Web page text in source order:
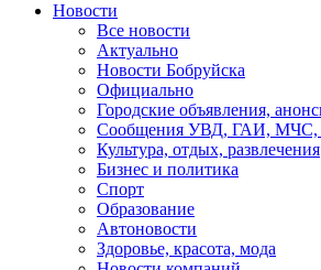
Новости
Все новости
Актуально
Новости Бобруйска
Официально
Городские объявления,
Сообщения УВД, ГАИ, МЧС,
Культура, отдых, развлечения
Бизнес и политика
Спорт
Образование
Автоновости
Здоровье, красота, мода